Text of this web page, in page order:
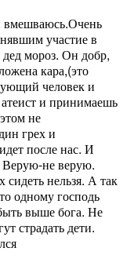
вмешваюсь.Очень
участие в
мороз. Он добр,
кара,(это
человек и
и принимаешь
не
грех и
после нас. И
Верую-не верую.
нельзя. А так
одному господь
выше бога. Не
страдать дети.